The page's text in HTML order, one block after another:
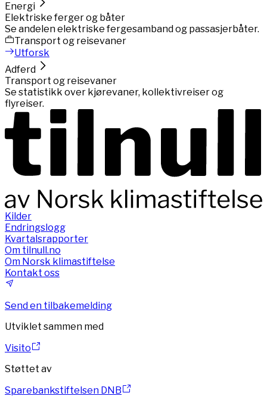
Energi
Elektriske ferger og båter
Se andelen elektriske fergesamband og passasjerbåter.
Transport og reisevaner
Utforsk
Adferd
Transport og reisevaner
Se statistikk over kjørevaner, kollektivreiser og
flyreiser.
Kilder
Endringslogg
Kvartalsrapporter
Om tilnull.no
Om Norsk klimastiftelse
Kontakt oss
Send en tilbakemelding
Utviklet sammen med
Visito
Støttet av
Sparebankstiftelsen DNB